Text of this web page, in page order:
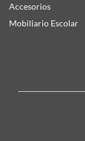
Accesorios
Mobiliario Escolar